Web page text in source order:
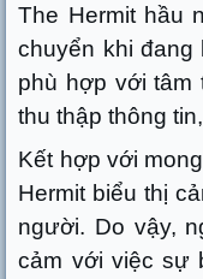
The Hermit hầu
chuyển khi đang
phù hợp với tâm
thu thập thông
Kết hợp với
Hermit biểu thị
người. Do vậy,
cảm với việc sự